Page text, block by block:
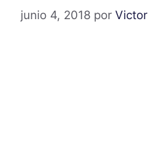
junio 4, 2018 por Victor